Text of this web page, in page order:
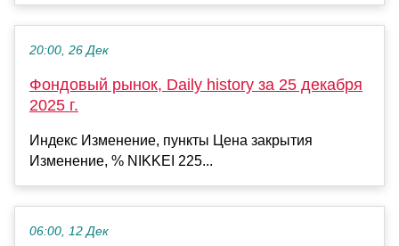
20:00, 26 Дек
Фондовый рынок, Daily history за 25 декабря
2025 г.
Индекс Изменение, пункты Цена закрытия
Изменение, % NIKKEI 225...
06:00, 12 Дек